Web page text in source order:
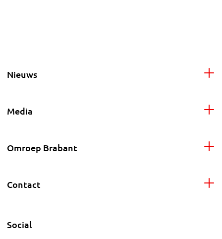
Nieuws
Media
Omroep Brabant
Contact
Social